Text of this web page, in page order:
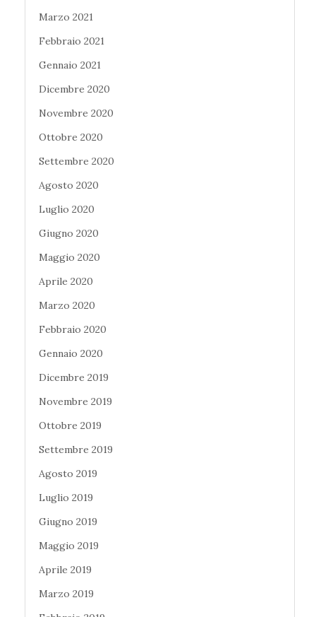
Marzo 2021
Febbraio 2021
Gennaio 2021
Dicembre 2020
Novembre 2020
Ottobre 2020
Settembre 2020
Agosto 2020
Luglio 2020
Giugno 2020
Maggio 2020
Aprile 2020
Marzo 2020
Febbraio 2020
Gennaio 2020
Dicembre 2019
Novembre 2019
Ottobre 2019
Settembre 2019
Agosto 2019
Luglio 2019
Giugno 2019
Maggio 2019
Aprile 2019
Marzo 2019